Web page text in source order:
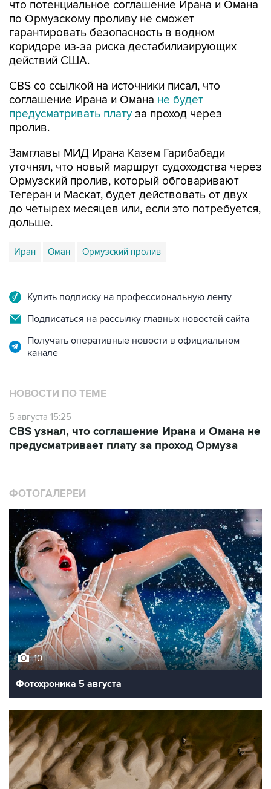
что потенциальное соглашение Ирана и Омана
по Ормузскому проливу не сможет
гарантировать безопасность в водном
коридоре из-за риска дестабилизирующих
действий США.
CBS со ссылкой на источники писал, что
соглашение Ирана и Омана не будет
предусматривать плату за проход через
пролив.
Замглавы МИД Ирана Казем Гарибабади
уточнял, что новый маршрут судоходства через
Ормузский пролив, который обговаривают
Тегеран и Маскат, будет действовать от двух
до четырех месяцев или, если это потребуется,
дольше.
Иран Оман Ормузский пролив
Купить подписку на профессиональную ленту
Подписаться на рассылку главных новостей сайта
Получать оперативные новости в официальном
канале
НОВОСТИ ПО ТЕМЕ
5 августа 15:25
CBS узнал, что соглашение Ирана и Омана не
предусматривает плату за проход Ормуза
ФОТОГАЛЕРЕИ
10
Фотохроника 5 августа